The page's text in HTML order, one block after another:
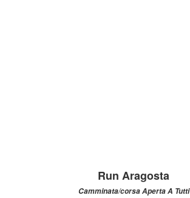
Run Aragosta
Camminata/corsa Aperta A Tutti